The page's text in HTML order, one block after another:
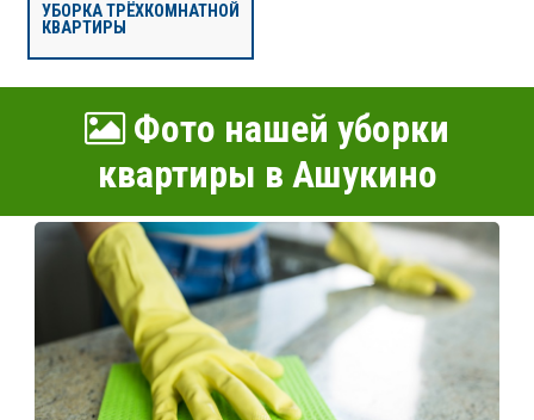
УБОРКА ТРЁХКОМНАТНОЙ
КВАРТИРЫ
Фото нашей уборки
квартиры в Ашукино